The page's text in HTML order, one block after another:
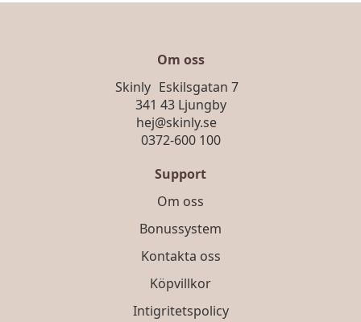
Om oss
Skinly Eskilsgatan 7
341 43 Ljungby
hej@skinly.se
0372-600 100
Support
Om oss
Bonussystem
Kontakta oss
Köpvillkor
Intigritetspolicy